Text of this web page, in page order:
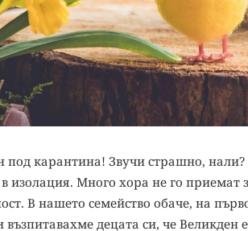
под карантина! Звучи страшно,
изолация. Много хора не го приемат
В нашето семейство обаче, на
децата си, че Великден